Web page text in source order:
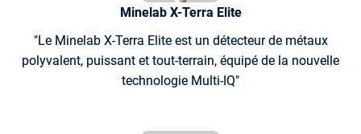
Minelab X-Terra Elite
"Le Minelab X-Terra Elite est un détecteur de métaux
polyvalent, puissant et tout-terrain, équipé de la nouvelle
technologie Multi-IQ"